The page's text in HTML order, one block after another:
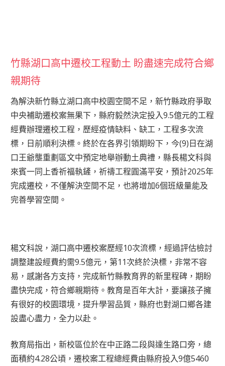
竹縣湖口高中遷校工程動土 盼盡速完成符合鄉
親期待
為解決新竹縣立湖口高中校園空間不足，新竹縣政府爭取
中央補助遷校案無果下，縣府毅然決定投入9.5億元的工程
經費辦理遷校工程，歷經疫情缺料、缺工，工程多次流
標，日前順利決標。終於在各界引領期盼下，今(9)日在湖
口王爺壟重劃區文中預定地舉辦動土典禮，縣長楊文科與
來賓一同上香祈福執鏟，祈禱工程圓滿平安，預計2025年
完成遷校，不僅解決空間不足，也將增加6個班級量能及
完善學習空間。
楊文科說，湖口高中遷校案歷經10次流標，經過評估檢討
調整建設經費約需9.5億元，第11次終於決標，非常不容
易，感謝各方支持，完成新竹縣教育界的新里程碑，期盼
盡快完成，符合鄉親期待。教育是百年大計，要讓孩子擁
有很好的校園環境，提升學習品質，縣府也對湖口鄉各建
設盡心盡力，全力以赴。
教育局指出，新校區位於在中正路二段與達生路口旁，總
面積約4.28公頃，遷校案工程總經費由縣府投入9億5460